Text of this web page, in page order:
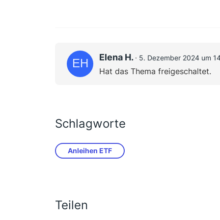
Elena H. 5. Dezember 2024 um
Hat das Thema freigeschaltet.
Schlagworte
Anleihen ETF
Teilen